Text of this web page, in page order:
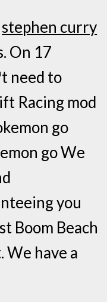
stephen curry
On 17
need to
Racing mod
go
go We
you
Boom Beach
have a